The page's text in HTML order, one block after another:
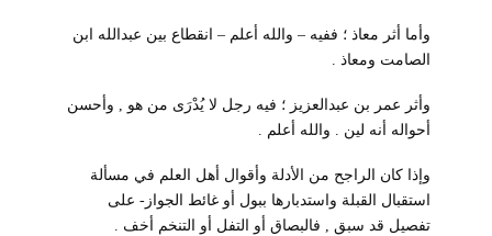
وأما أثر معاذ ؛ ففيه – والله أعلم – انقطاع بين عبدالله ابن
الصامت ومعاذ .
وأثر عمر بن عبدالعزيز ؛ فيه رجل لا يُدْرَى من هو , وأحسن
أحواله أنه لين . والله أعلم .
وإذا كان الراجح من الأدلة وأقوال أهل العلم في مسألة
استقبال القبلة واستدبارها ببول أو غائط الجواز- على
تفصيل قد سبق , فالبصاق أو التفل أو التنخم أخف .